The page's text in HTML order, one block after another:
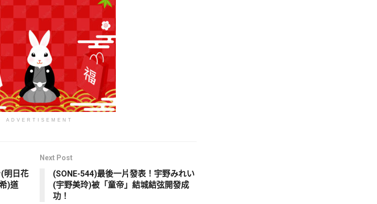
ADVERTISEMENT
(明日花
)道
Next Post
(SONE-544)最後一片發表！宇野みれい
(宇野美玲)被「童帝」結城結弦開發成
功！